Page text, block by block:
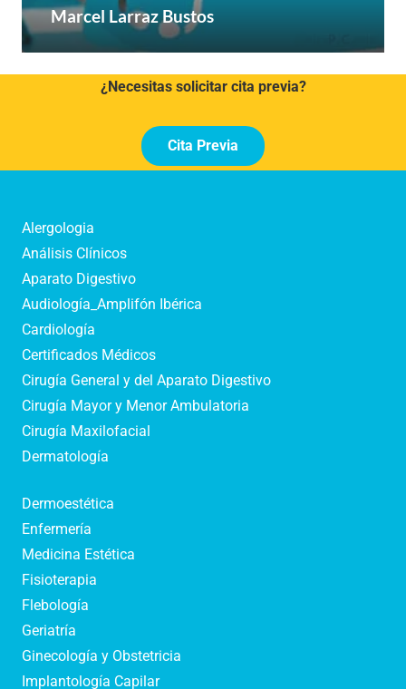
Marcel Larraz Bustos
¿Necesitas solicitar cita previa?
Cita Previa
Alergologia
Análisis Clínicos
Aparato Digestivo
Audiología_Amplifón Ibérica
Cardiología
Certificados Médicos
Cirugía General y del Aparato Digestivo
Cirugía Mayor y Menor Ambulatoria
Cirugía Maxilofacial
Dermatología
Dermoestética
Enfermería
Medicina Estética
Fisioterapia
Flebología
Geriatría
Ginecología y Obstetricia
Implantología Capilar